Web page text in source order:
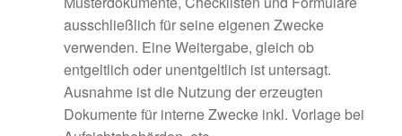
ausschließlich für seine eigenen Zwecke
verwenden. Eine Weitergabe, gleich ob
entgeltlich oder unentgeltlich ist untersagt.
Ausnahme ist die Nutzung der erzeugten
Dokumente für interne Zwecke inkl. Vorlage bei